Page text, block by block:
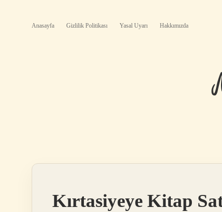
Anasayfa Gizlilik Politikası Yasal Uyarı Hakkımızda
Kırtasiyeye Kitap